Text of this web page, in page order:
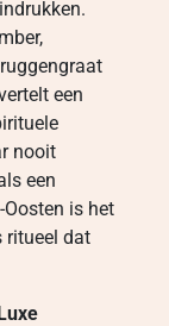
een
nooit
een
is het
ritueel dat